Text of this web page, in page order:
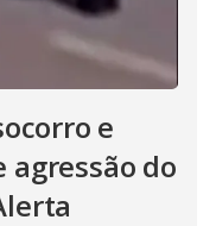
e
agressão do